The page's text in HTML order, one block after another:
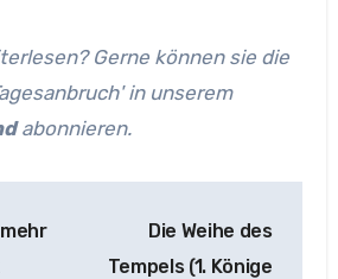
Gerne können sie die
in unserem
abonnieren.
Die Weihe des
Tempels (1. Könige